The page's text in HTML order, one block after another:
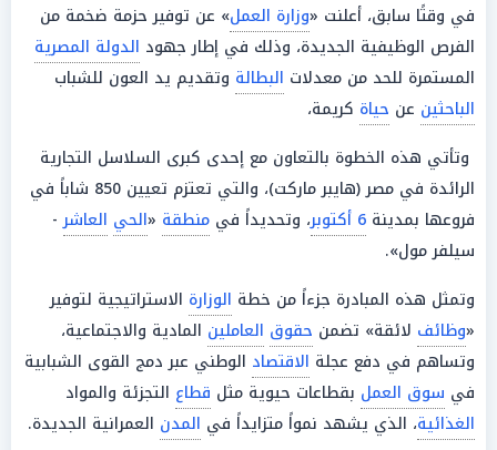
في وقتًا سابق، أعلنت «وزارة العمل» عن توفير حزمة ضخمة من
الفرص الوظيفية الجديدة، وذلك في إطار جهود الدولة المصرية
المستمرة للحد من معدلات البطالة وتقديم يد العون للشباب
الباحثين عن حياة كريمة،
وتأتي هذه الخطوة بالتعاون مع إحدى كبرى السلاسل التجارية
الرائدة في مصر (هايبر ماركت)، والتي تعتزم تعيين 850 شاباً في
فروعها بمدينة 6 أكتوبر ، وتحديداً في منطقة «الحي العاشر-
سيلفر مول».
وتمثل هذه المبادرة جزءاً من خطة الوزارة الاستراتيجية لتوفير
«وظائف لائقة» تضمن حقوق العاملين المادية والاجتماعية،
وتساهم في دفع عجلة الاقتصاد الوطني عبر دمج القوى الشبابية
في سوق العمل بقطاعات حيوية مثل قطاع التجزئة والمواد
الغذائية، الذي يشهد نمواً متزايداً في المدن العمرانية الجديدة.